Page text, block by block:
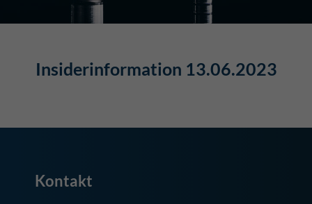
Insiderinformation 13.06.2023
Kontakt